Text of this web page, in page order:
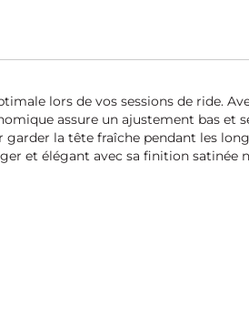
lors de vos sessions de ride.
assure un ajustement bas et
la tête fraîche pendant les
et élégant avec sa finition satinée